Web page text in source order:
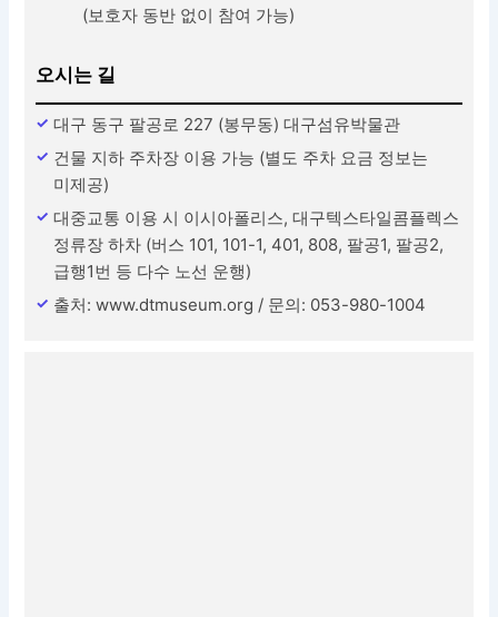
(보호자 동반 없이 참여 가능)
오시는 길
대구 동구 팔공로 227 (봉무동) 대구섬유박물관
건물 지하 주차장 이용 가능 (별도 주차 요금 정보는
미제공)
대중교통 이용 시 이시아폴리스, 대구텍스타일콤플렉스
정류장 하차 (버스 101, 101-1, 401, 808, 팔공1, 팔공2,
급행1번 등 다수 노선 운행)
출처: www.dtmuseum.org / 문의: 053-980-1004